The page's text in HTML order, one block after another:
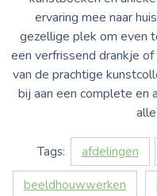
ervaring mee naar
gezellige plek om even
een verfrissend drankje
van de prachtige
bij aan een complete en
Tags: afdelingen
beeldhouwwerken